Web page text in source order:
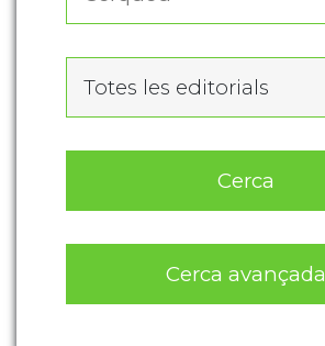
Totes les editorials
Cerca
Cerca avançada